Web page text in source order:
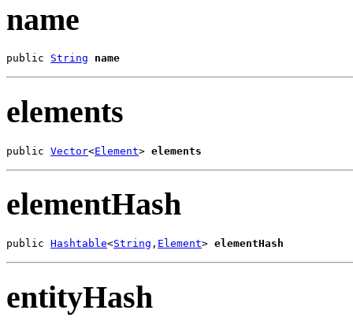
name
public String name
elements
public Vector<Element> elements
elementHash
public Hashtable<String , Element> elementHash
entityHash